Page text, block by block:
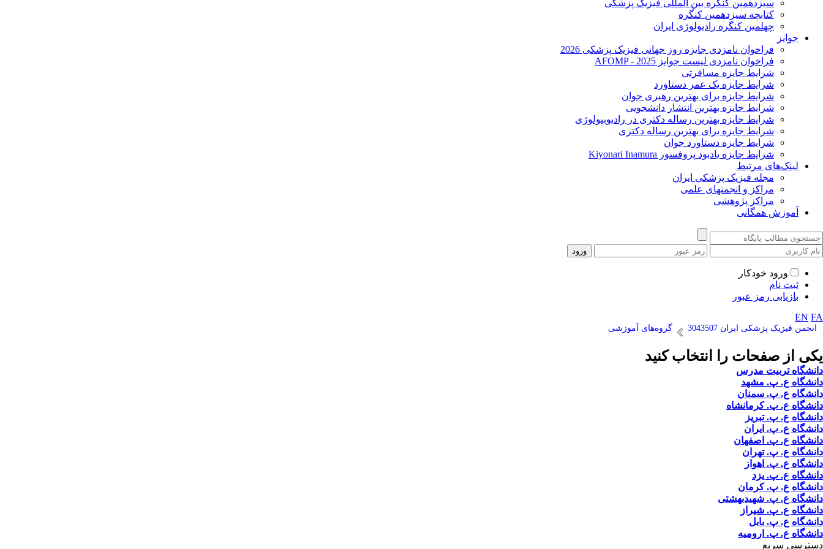
سیزدهمین کنگره بین المللی فیزیک پزشکی
کتابچه سیزدهمین کنگره
چهلمین کنگره رادیولوژی ایران
جوایز
فراخوان نامزدی جایزه روز جهانی فیزیک پزشکی 2026
فراخوان نامزدی لیست جوایز AFOMP - 2025
شرایط جایزه مسافرتی
شرایط جایزه یک عمر دستاورد
شرایط جایزه برای بهترین رهبری جوان
شرایط جایزه بهترین انتشار دانشجویی
شرایط جایزه بهترین رساله دکتری در رادیوبیولوژی
شرایط جایزه برای بهترین رساله دکتری
شرایط جایزه دستاورد جوان
شرایط جایزه یادبود پروفسور Kiyonari Inamura
لینک‌های مرتبط
مجله فیزیک پزشکی ایران
مراکز و انجمنهای علمی
مراکز پژوهشی
آموزش همگانی
ورود خودکار
ثبت نام
بازیابی رمز عبور
EN FA
انجمن فیزیک پزشکی ایران 3043507 گروه‌های آموزشی
یکی از صفحات را انتخاب کنید
دانشگاه تربیت مدرس
دانشگاه ع. پ. مشهد
دانشگاه ع. پ. سمنان
دانشگاه ع. پ. کرمانشاه
دانشگاه ع. پ. تبریز
دانشگاه ع. پ. ایران
دانشگاه ع. پ. اصفهان
دانشگاه ع. پ. تهران
دانشگاه ع. پ. اهواز
دانشگاه ع. پ. یزد
دانشگاه ع. پ. کرمان
دانشگاه ع. پ. شهید‌بهشتی
دانشگاه ع. پ. شیراز
دانشگاه ع. پ. بابل
دانشگاه ع. پ. ارومیه
دسترسی سریع